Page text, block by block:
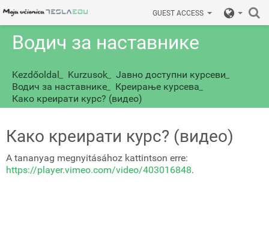
GUEST ACCESS
Водич за наставнике
Kezdőoldal Kurzusok_ Јавно доступни курсеви
Водич за наставнике_ Креирање курсева
Како креирати курс? (видео)
Како креирати курс? (видео)
A tananyag megnyitásához kattintson erre:
https://player.vimeo.com/video/403016848.